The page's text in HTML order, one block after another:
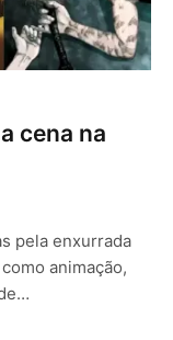
cena na
pela enxurrada
animação,